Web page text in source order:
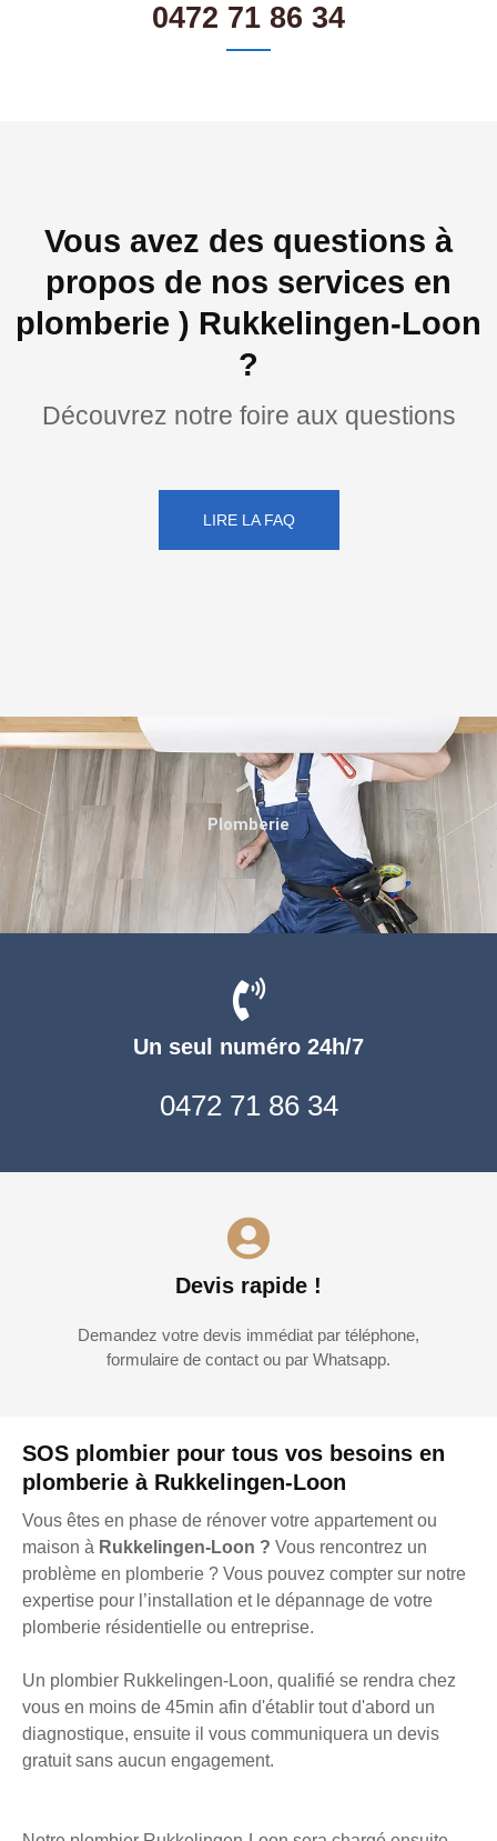
0472 71 86 34
Vous avez des questions à
propos de nos services en
plomberie ) Rukkelingen-Loon
?
Découvrez notre foire aux questions
LIRE LA FAQ
SOS plombier pour tous vos besoins en
plomberie à Rukkelingen-Loon
Vous êtes en phase de rénover votre appartement ou
maison à Rukkelingen-Loon ? Vous rencontrez un
problème en plomberie ? Vous pouvez compter sur notre
expertise pour l’installation et le dépannage de votre
plomberie résidentielle ou entreprise.
Un plombier Rukkelingen-Loon, qualifié se rendra chez
vous en moins de 45min afin d'établir tout d'abord un
diagnostique, ensuite il vous communiquera un devis
gratuit sans aucun engagement.
Un seul numéro 24h/7
0472 71 86 34
Devis rapide !
Demandez votre devis immédiat par téléphone,
formulaire de contact ou par Whatsapp.
Plomberie